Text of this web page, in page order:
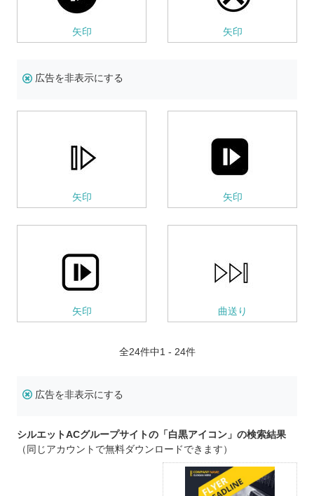
矢印 矢印
広告を非表示にする
矢印 矢印
矢印 曲送り
全24件中1 - 24件
広告を非表示にする
シルエットACグループサイトの「白黒アイコン」の検索結果
（同じアカウントで無料ダウンロードできます）